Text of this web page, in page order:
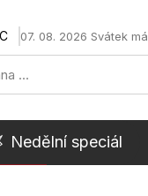
07. 08. 2026 Svátek má
Nedělní speciál